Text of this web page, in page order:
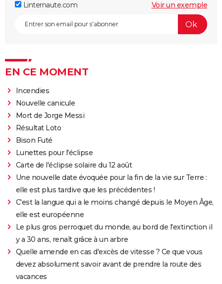
Linternaute.com Voir un exemple
EN CE MOMENT
Incendies
Nouvelle canicule
Mort de Jorge Messi
Résultat Loto
Bison Futé
Lunettes pour l'éclipse
Carte de l'éclipse solaire du 12 août
Une nouvelle date évoquée pour la fin de la vie sur Terre :
elle est plus tardive que les précédentes !
C'est la langue qui a le moins changé depuis le Moyen Âge,
elle est européenne
Le plus gros perroquet du monde, au bord de l'extinction il
y a 30 ans, renaît grâce à un arbre
Quelle amende en cas d'excès de vitesse ? Ce que vous
devez absolument savoir avant de prendre la route des
vacances